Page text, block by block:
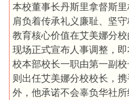
本校董事长丹斯里拿督斯
肩负着传承礼义廉耻、坚
教育核心价值在艾美娜分
现场正式宣布人事调整，
校本部校长一职由第一副
则出任艾美娜分校校长，
外，他承诺不会辜负华社